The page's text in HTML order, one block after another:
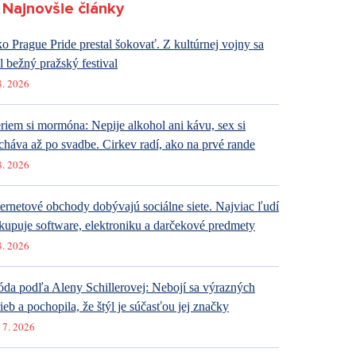
Najnovšie články
Prague Pride prestal šokovať. Z kultúrnej vojny sa
bežný pražský festival
2026
si mormóna: Nepije alkohol ani kávu, sex si
až po svadbe. Cirkev radí, ako na prvé rande
2026
obchody dobývajú sociálne siete. Najviac ľudí
software, elektroniku a darčekové predmety
2026
podľa Aleny Schillerovej: Nebojí sa výrazných
a pochopila, že štýl je súčasťou jej značky
2026